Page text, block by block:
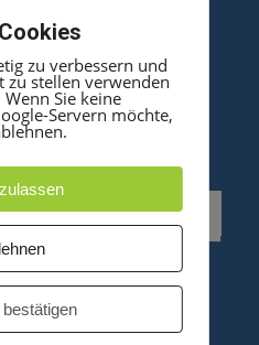
zu verbessern und
zu stellen verwenden
Sie keine
Servern möchte,